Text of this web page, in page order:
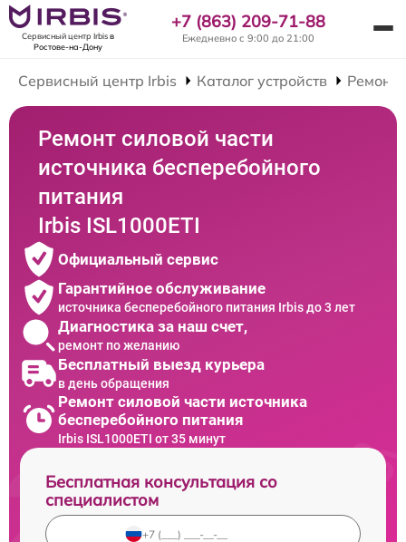
Сервисный центр Irbisв
Ростове-на-Дону
+7 (863) 209-71-88
Ежедневно с 9:00 до 21:00
Сервисный центр Irbis Каталог устройств Ремонт
Ремонт силовой части
источника бесперебойного
питания
Irbis ISL1000ETI
Официальный сервис
Гарантийное обслуживание
источника бесперебойного питания Irbis до 3 лет
Диагностика за наш счет,
ремонт по желанию
Бесплатный выезд курьера
в день обращения
Ремонт силовой части источника
бесперебойного питания
Irbis ISL1000ETI от 35 минут
Бесплатная консультация со
специалистом